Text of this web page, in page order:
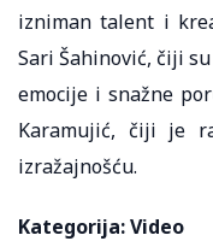
izniman talent i
Sari Šahinović, čiji
emocije i snažne
Karamujić, čiji je
izražajnošću.
Kategorija: Video